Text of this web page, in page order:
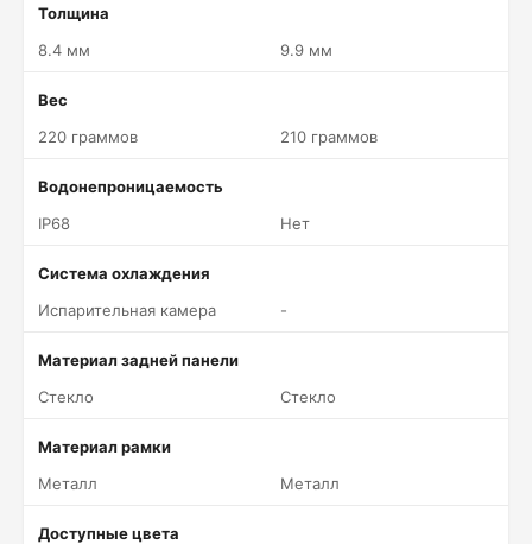
Толщина
8.4 мм
9.9 мм
Вес
220 граммов
210 граммов
Водонепроницаемость
IP68
Нет
Система охлаждения
Испарительная камера
-
Материал задней панели
Стекло
Стекло
Материал рамки
Металл
Металл
Доступные цвета